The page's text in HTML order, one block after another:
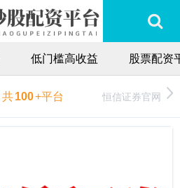
低门槛高收益 股票配资
共100+平台 恒信证券官网